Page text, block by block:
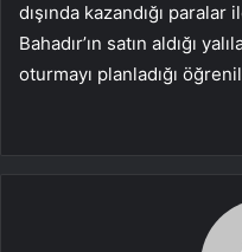
dışında kazandığı paralar
Bahadır’ın satın aldığı
oturmayı planladığı